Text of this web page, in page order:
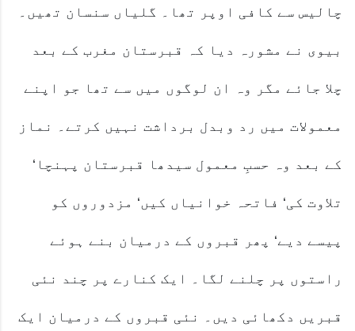
چالیس سے کافی اوپر تھا۔ گلیاں سنسان تھیں۔
بیوی نے مشورہ دیا کہ قبرستان مغرب کے بعد
چلا جائے مگر وہ ان لوگوں میں سے تھا جو اپنے
معمولات میں رد وبدل برداشت نہیں کرتے۔ نماز
کے بعد وہ حسبِ معمول سیدھا قبرستان پہنچا‘
تلاوت کی‘ فاتحہ خوانیاں کیں‘ مزدوروں کو
پیسے دیے‘ پھر قبروں کے درمیان بنے ہوئے
راستوں پر چلنے لگا۔ ایک کنارے پر چند نئی
قبریں دکھائی دیں۔ نئی قبروں کے درمیان ایک